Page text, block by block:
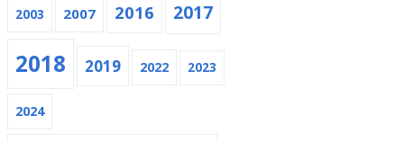
Navidad
Otras
2003 2007 2016 2017
2018 2019 2022 2023
2024